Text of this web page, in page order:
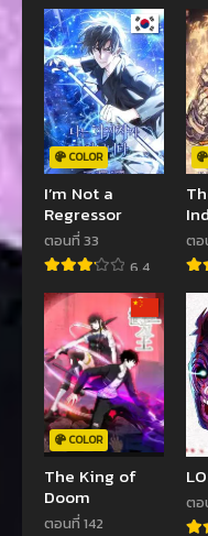
COLOR
I’m Not a
Regressor
ตอนที่ 33
6.4
ตอ
COLOR
The King of
Doom
ตอนที่ 142
ตอ